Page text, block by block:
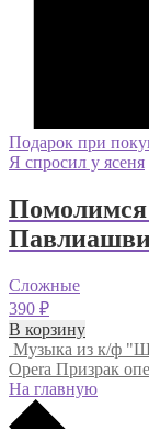
Подарок при
Я спросил у ясеня
Помолимся
Сложные
390 ₽
В корзину
Музыка из к/ф
Opera Призрак
На главную